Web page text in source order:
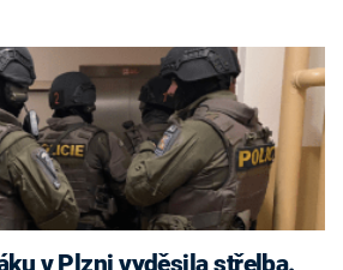
v Plzni vyděsila střelba.